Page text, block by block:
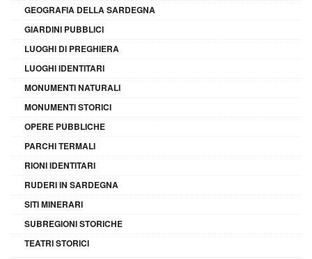
GEOGRAFIA DELLA SARDEGNA
GIARDINI PUBBLICI
LUOGHI DI PREGHIERA
LUOGHI IDENTITARI
MONUMENTI NATURALI
MONUMENTI STORICI
OPERE PUBBLICHE
PARCHI TERMALI
RIONI IDENTITARI
RUDERI IN SARDEGNA
SITI MINERARI
SUBREGIONI STORICHE
TEATRI STORICI